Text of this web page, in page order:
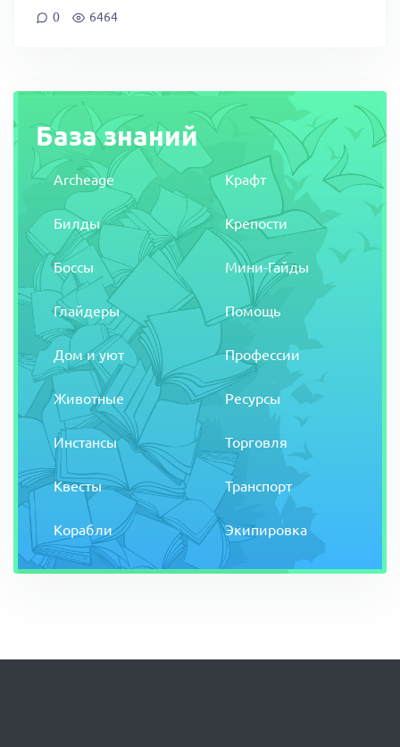
0 6464
База знаний
Archeage
Билды
Боссы
Глайдеры
Дом и уют
Животные
Инстансы
Квесты
Корабли
Крафт
Крепости
Мини-Гайды
Помощь
Профессии
Ресурсы
Торговля
Транспорт
Экипировка